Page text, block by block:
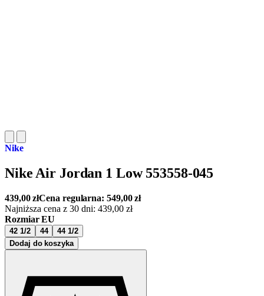
Nike
Nike Air Jordan 1 Low 553558-045
439,00złCena regularna:549,00zł
Najniższa cena z 30 dni: 439,00 zł
Rozmiar EU
42 1/2 44
44 1/2
Dodaj do koszyka